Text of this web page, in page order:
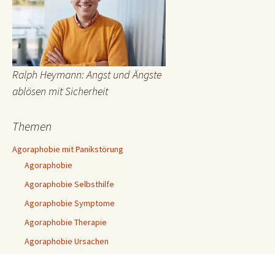
Ralph Heymann: Angst und Ängste
ablösen mit Sicherheit
Themen
Agoraphobie mit Panikstörung
Agoraphobie
Agoraphobie Selbsthilfe
Agoraphobie Symptome
Agoraphobie Therapie
Agoraphobie Ursachen